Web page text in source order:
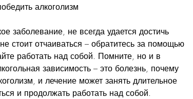
алкоголизм
заболевание, не всегда удается достичь
стоит отчаиваться – обратитесь за помощью
работать над собой. Помните, но и в
зависимость – это болезнь, почему
и лечение может занять длительное
и продолжать работать над собой.